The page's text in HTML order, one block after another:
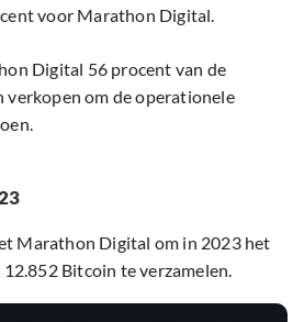
voor Marathon Digital.
Digital 56 procent van de
verkopen om de operationele
Marathon Digital om in 2023 het
Bitcoin te verzamelen.